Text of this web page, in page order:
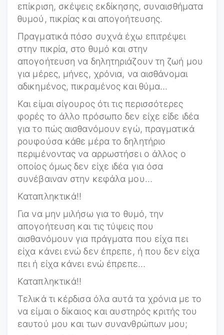
επίκριση, σκέψεις εκδίκησης, συναισθήματα
θυμού, πικρίας και απογοήτευσης.
Πραγματικά πόσο συχνά έχω επιτρέψει
στην πικρία, στο θυμό και στην
απογοήτευση να δηλητηριάζουν τη ζωή μου
για μέρες, μήνες, χρόνια, να αισθάνομαι
αδικημένος, πικραμένος και θύμα…
Και είμαι σίγουρος ότι τις περισσότερες
φορές το άλλο πρόσωπο δεν είχε είδε ιδέα
για το πώς αισθανόμουν εγώ, πραγματικά
ρουφούσα κάθε μέρα το δηλητήριο
περιμένοντας να αρρωστήσει ο άλλος ο
οποίος όμως δεν είχε ιδέα για όσα
συνέβαιναν στην κεφάλα μου…
Καταπληκτικά!!
Για να μην μιλήσω για το θυμό, την
απογοήτευση και τις τύψεις που
αισθανόμουν για πράγματα που είχα πει
είχα κάνει ενώ δεν έπρεπε, ή που δεν είχα
πει ή είχα κάνει ενώ έπρεπε…
Καταπληκτικά!!
Τελικά τι κέρδισα όλα αυτά τα χρόνια με το
να είμαι ο δίκαιος και αυστηρός κριτής του
εαυτού μου και των συνανθρώπων μου;